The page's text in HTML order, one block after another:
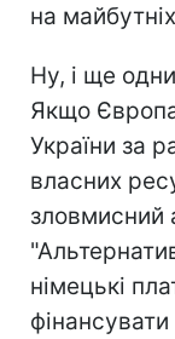
на
Ну, і ще
Якщо
України за
власних
зловмисний
німецькі
фінансувати